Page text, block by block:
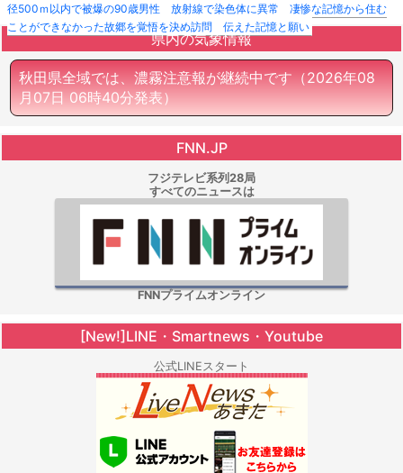
径500ｍ以内で被爆の90歳男性 放射線で染色体に異常 凄惨な記憶から住む
ことができなかった故郷を覚悟を決め訪問 伝えた記憶と願い
県内の気象情報
秋田県全域では、濃霧注意報が継続中です（2026年08
月07日 06時40分発表）
FNN.JP
フジテレビ系列28局
すべてのニュースは
FNNプライムオンライン
[New!]LINE・Smartnews・Youtube
公式LINEスタート